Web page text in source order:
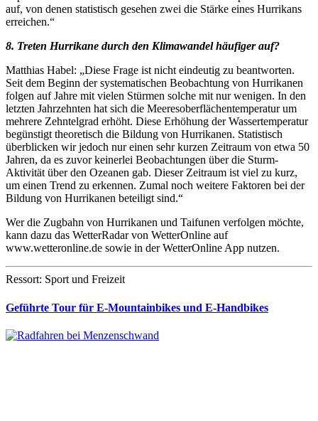
auf, von denen statistisch gesehen zwei die Stärke eines Hurrikans
erreichen.“
8. Treten Hurrikane durch den Klimawandel häufiger auf?
Matthias Habel: „Diese Frage ist nicht eindeutig zu beantworten.
Seit dem Beginn der systematischen Beobachtung von Hurrikanen
folgen auf Jahre mit vielen Stürmen solche mit nur wenigen. In den
letzten Jahrzehnten hat sich die Meeresoberflächentemperatur um
mehrere Zehntelgrad erhöht. Diese Erhöhung der Wassertemperatur
begünstigt theoretisch die Bildung von Hurrikanen. Statistisch
überblicken wir jedoch nur einen sehr kurzen Zeitraum von etwa 50
Jahren, da es zuvor keinerlei Beobachtungen über die Sturm-
Aktivität über den Ozeanen gab. Dieser Zeitraum ist viel zu kurz,
um einen Trend zu erkennen. Zumal noch weitere Faktoren bei der
Bildung von Hurrikanen beteiligt sind.“
Wer die Zugbahn von Hurrikanen und Taifunen verfolgen möchte,
kann dazu das WetterRadar von WetterOnline auf
www.wetteronline.de sowie in der WetterOnline App nutzen.
Ressort: Sport und Freizeit
Geführte Tour für E-Mountainbikes und E-Handbikes